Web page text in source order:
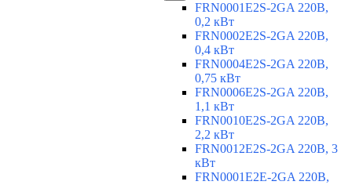
FRN0001E2S-2GA 220В,
0,2 кВт
FRN0002E2S-2GA 220В,
0,4 кВт
FRN0004E2S-2GA 220В,
0,75 кВт
FRN0006E2S-2GA 220В,
1,1 кВт
FRN0010E2S-2GA 220В,
2,2 кВт
FRN0012E2S-2GA 220В, 3
кВт
FRN0001E2E-2GA 220В,